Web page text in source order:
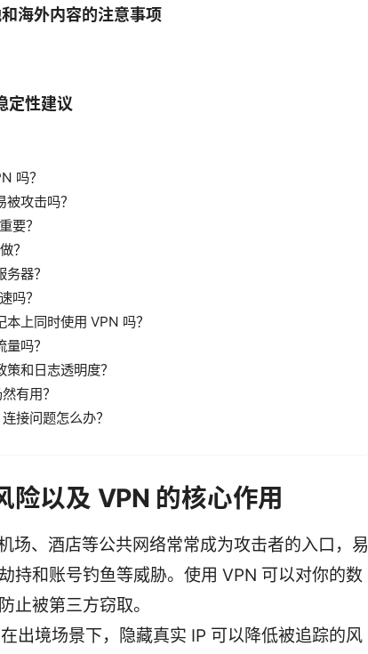
海外内容的注意事项
定性建议
吗？
攻击吗？
要？
？
器？
吗？
上同时使用 VPN 吗？
吗？
和日志透明度？
有用？
接问题怎么办？
险以及 VPN 的核心作用
场、酒店等公共网络常常成为攻击者的入口，易
持和账号钓鱼等威胁。使用 VPN 可以对你的数
止被第三方窃取。
出境场景下，隐藏真实 IP 可以降低被追踪的风